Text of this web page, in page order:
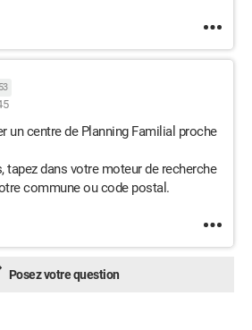
un centre de Planning Familial proche
tapez dans votre moteur de recherche
commune ou code postal.
Posez votre question